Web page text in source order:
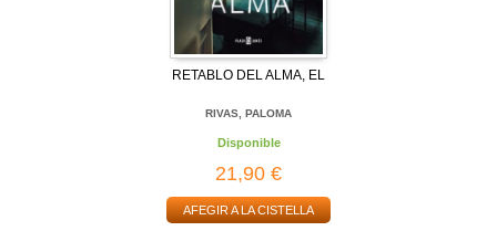
RETABLO DEL ALMA, EL
RIVAS, PALOMA
Disponible
21,90 €
AFEGIR A LA CISTELLA